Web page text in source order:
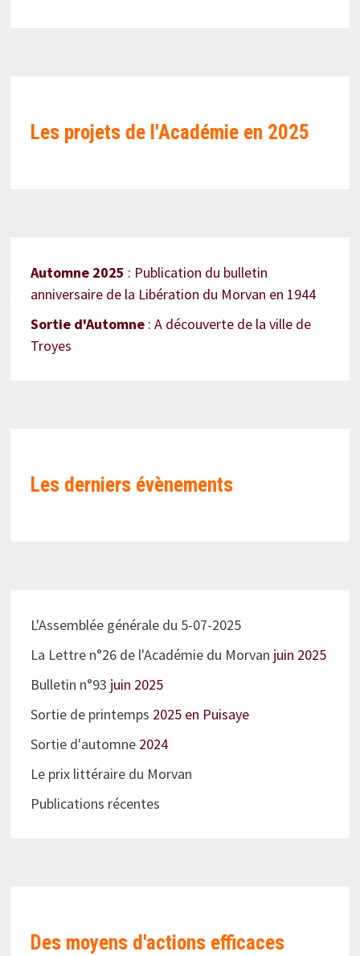
Les projets de l'Académie en 2025
Automne 2025 : Publication du bulletin
anniversaire de la Libération du Morvan en 1944
Sortie d'Automne : A découverte de la ville de
Troyes
Les derniers évènements
L'Assemblée générale du 5-07-2025
La Lettre n°26 de l'Académie du Morvan juin 2025
Bulletin n°93 juin 2025
Sortie de printemps 2025 en Puisaye
Sortie d'automne2024
Le prix littéraire du Morvan
Publications récentes
Des moyens d'actions efficaces